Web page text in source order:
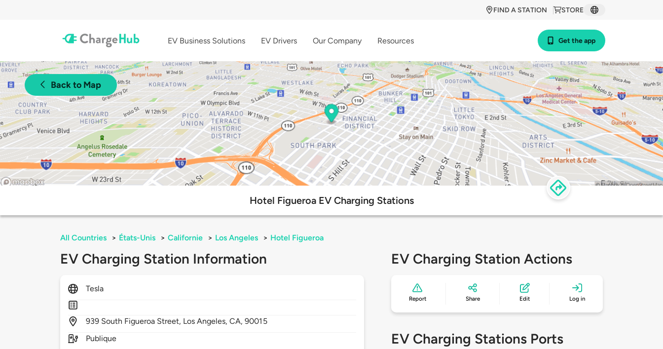
STORE
FIND A STATION
EV Business Solutions EV Drivers Our Company Resources Get the app
Back to Map
Hotel Figueroa EV Charging Stations
All Countries > États-Unis > Californie > Los Angeles > Hotel Figueroa
EV Charging Station Information
Tesla
939 South Figueroa Street, Los Angeles,CA,90015
Publique
EV Charging Station Actions
Report Share Edit Log in
EV Charging Stations Ports